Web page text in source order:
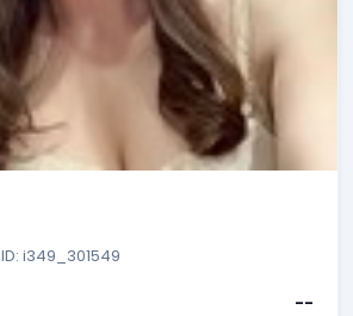
ID: i349_301549
--